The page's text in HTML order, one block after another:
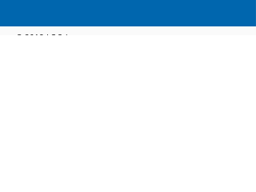
© 2018 LC Schaan